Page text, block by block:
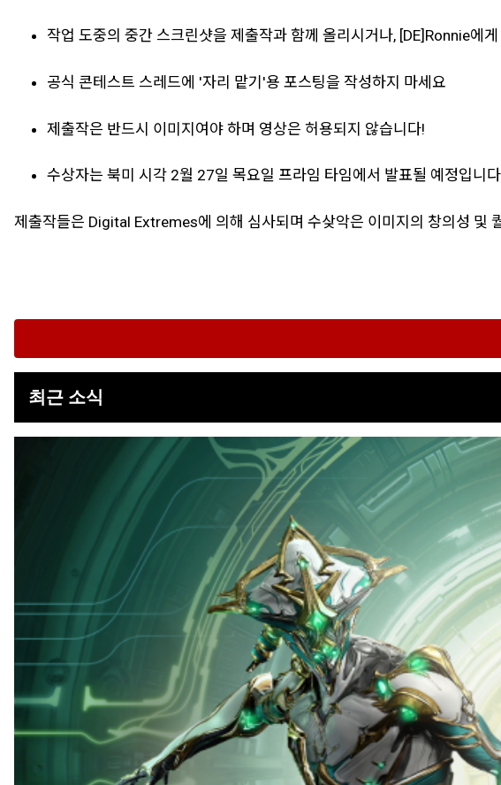
작업 도중의 중간 스크린샷을 제출작과 함께 올리시거나, [DE]Ronnie에
공식 콘테스트 스레드에 '자리 맡기'용 포스팅을 작성하지 마세요
제출작은 반드시 이미지여야 하며 영상은 허용되지 않습니다!
수상자는 북미 시각 2월 27일 목요일 프라임 타임에서 발표될 예정입니
제출작들은 Digital Extremes에 의해 심사되며 수샂악은 이미지의 창의성 및
최근 소식